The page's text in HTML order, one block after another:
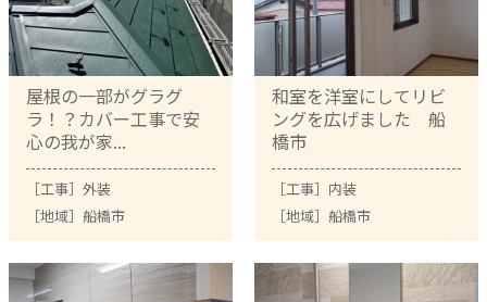
屋根の一部がグラグ
ラ！？カバー工事で安
心の我が家...
［工事］ 外装
［地域］ 船橋市
和室を洋室にしてリビ
ングを広げました 船
橋市
［工事］ 内装
［地域］ 船橋市